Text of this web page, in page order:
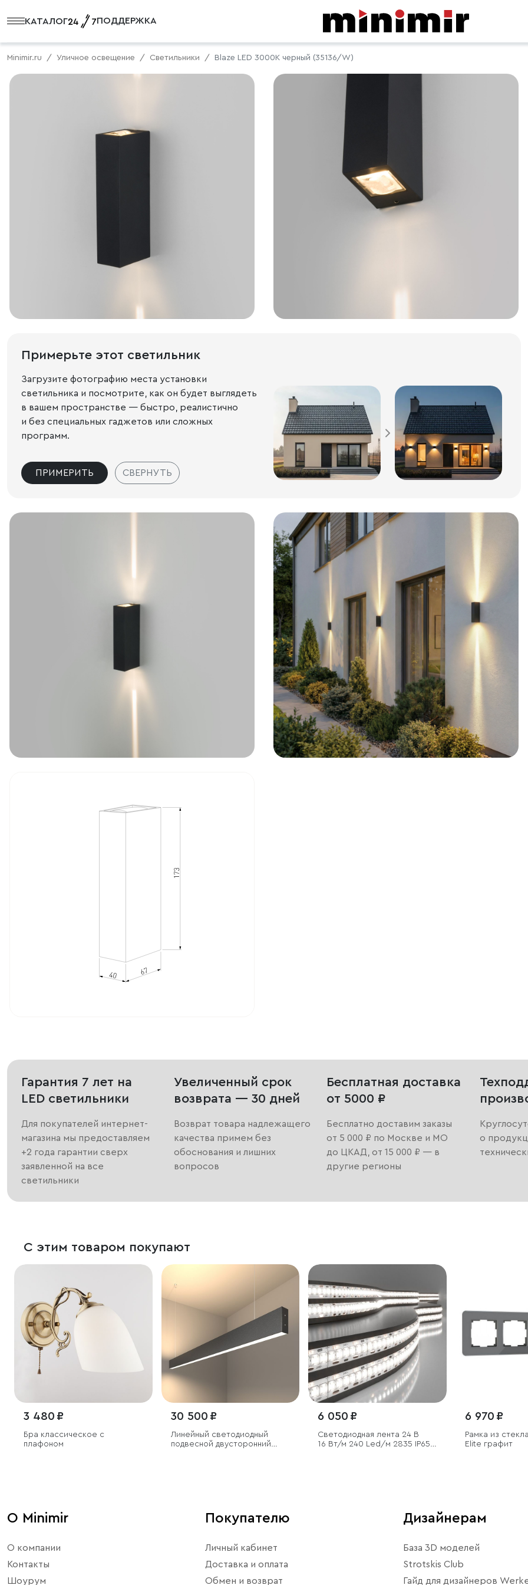
КАТАЛОГ ПОДДЕРЖКА
Minimir.ru Уличное освещение Светильники Blaze LED 3000K черный (35136/W)
Примерьте этот светильник
Загрузите фотографию места установки
светильника и посмотрите, как он будет выглядеть
в вашем пространстве — быстро, реалистично
и без специальных гаджетов или сложных
программ.
ПРИМЕРИТЬ СВЕРНУТЬ
Гарантия 7 лет на
LED светильники
Для покупателей интернет-
магазина мы предоставляем
+2 года гарантии сверх
заявленной на все
светильники
Увеличенный срок
возврата — 30 дней
Возврат товара надлежащего
качества примем без
обоснования и лишних
вопросов
Бесплатная доставка
от 5000 ₽
Бесплатно доставим заказы
от 5 000 ₽ по Москве и МО
до ЦКАД, от 15 000 ₽ — в
другие регионы
о
С этим товаром покупают
3 480 ₽
Бра классическое с
плафоном
30 500 ₽
Линейный светодиодный
подвесной двусторонний
6 050 ₽
Светодиодная лента 24 В
16 Вт/м 240 Led/м 2835 IP65,
6 970 ₽
Рамка из
Elite графит
О Minimir
О компании
Контакты
Шоурум
Покупателю
Личный кабинет
Доставка и оплата
Обмен и возврат
Дизайнерам
База 3D моделей
Strotskis Club
Гайд для дизайнеров